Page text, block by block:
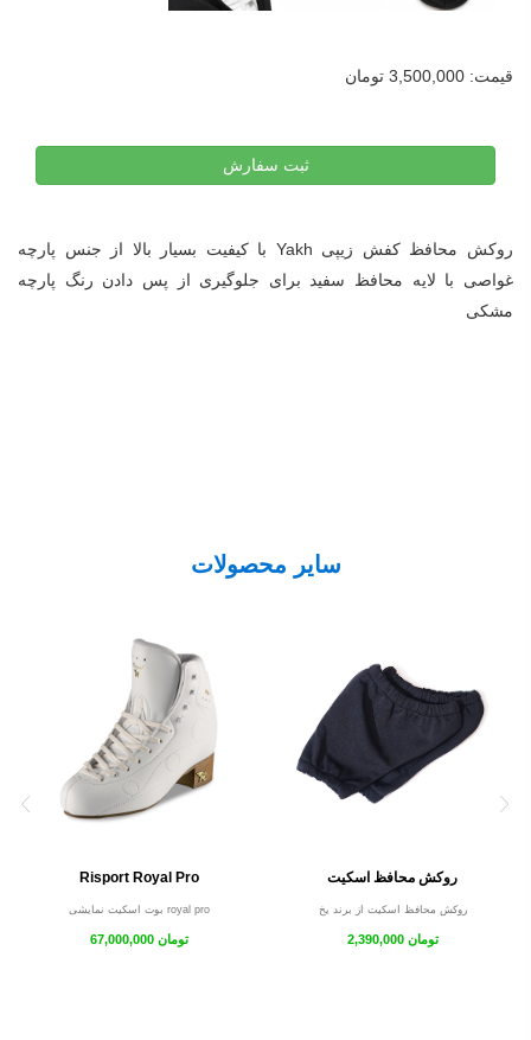
قیمت: 3,500,000 تومان
ثبت سفارش
روکش محافظ کفش زیپی Yakh با کیفیت بسیار بالا از جنس پارچه
غواصی با لایه محافظ سفید برای جلوگیری از پس دادن رنگ پارچه
مشکی
سایر محصولات
Risport Royal Pro
بوت اسکیت نمایشی royal pro
67,000,000 تومان
روکش محافظ اسکیت
روکش محافظ اسکیت از برند یخ
2,390,000 تومان